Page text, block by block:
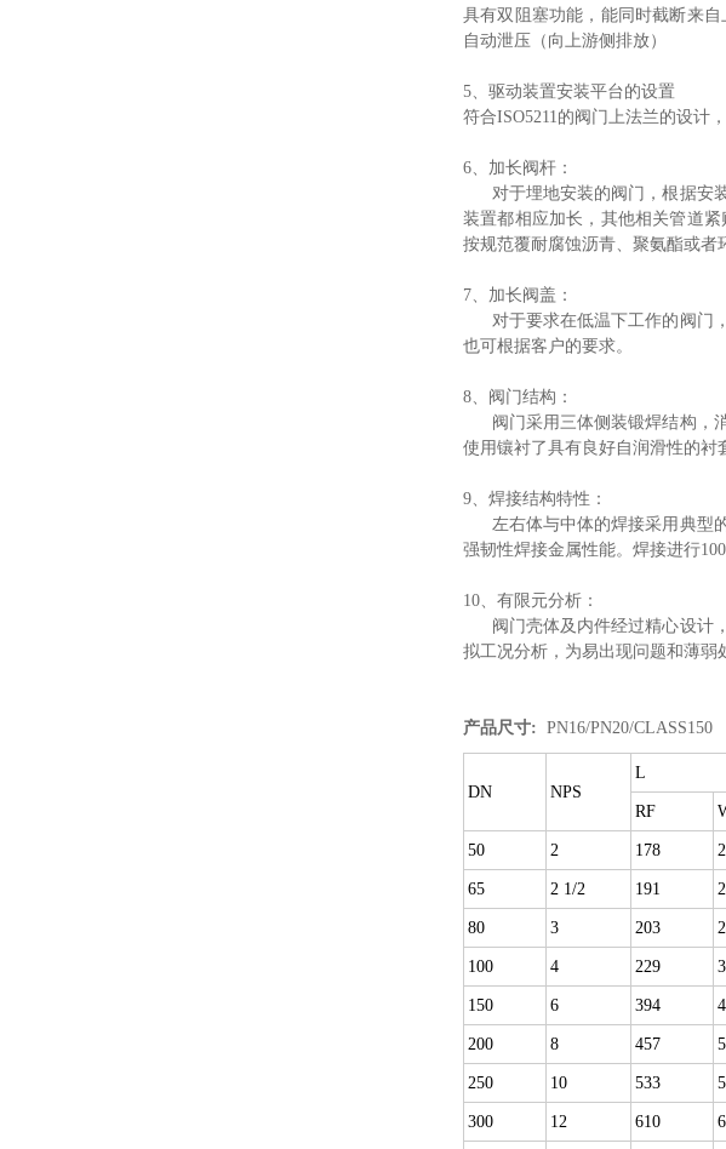
具有双阻塞功能，能同时截断来
自动泄压（向上游侧排放）
5、驱动装置安装平台的设置
符合ISO5211的阀门上法兰的设计
6、加长阀杆：
对于埋地安装的阀门，根据安装
装置都相应加长，其他相关管道
按规范覆耐腐蚀沥青、聚氨酯或者
7、加长阀盖：
对于要求在低温下工作的阀门，
也可根据客户的要求。
8、阀门结构：
阀门采用三体侧装锻焊结构，消
使用镶衬了具有良好自润滑性的衬
9、焊接结构特性：
左右体与中体的焊接采用典型的
强韧性焊接金属性能。焊接进行
10、有限元分析：
阀门壳体及内件经过精心设计，
拟工况分析，为易出现问题和薄弱
产品尺寸: PN16/PN20/CLASS150
DN NPS
L
RF
50 2 178
65 2 1/2 191
80 3 203
100 4 229
150 6 394
200 8 457
250 10 533
300 12 610